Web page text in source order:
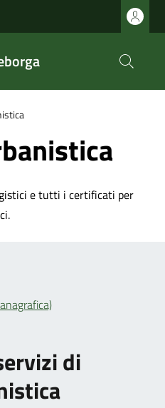
e tutti i certificati per
di